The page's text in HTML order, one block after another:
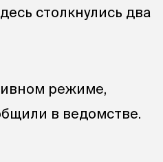
столкнулись два
режиме,
в ведомстве.